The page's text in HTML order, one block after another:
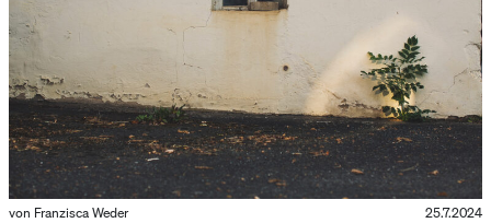
von Franzisca Weder 25.7.2024